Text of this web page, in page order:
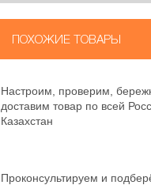
ПОХОЖИЕ ТОВАРЫ
Настроим, проверим,
доставим товар по всей
Казахстан
Проконсультируем и